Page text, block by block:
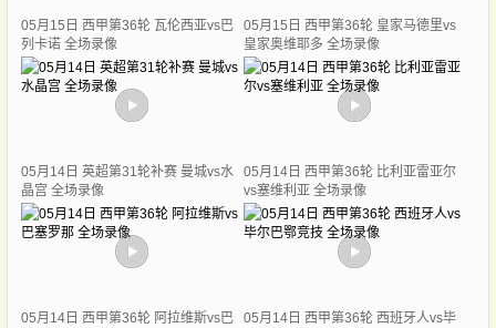
05月15日 西甲第36轮 瓦伦西亚vs巴
列卡诺 全场录像
05月15日 西甲第36轮 皇家马德里vs
皇家奥维耶多 全场录像
05月14日 英超第31轮补赛 曼城vs水
晶宫 全场录像
05月14日 西甲第36轮 比利亚雷亚尔
vs塞维利亚 全场录像
05月14日 西甲第36轮 阿拉维斯vs巴
05月14日 西甲第36轮 西班牙人vs毕